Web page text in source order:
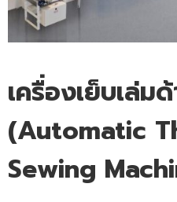
เครื่องเย็บเล่ม
(Automatic
Sewing